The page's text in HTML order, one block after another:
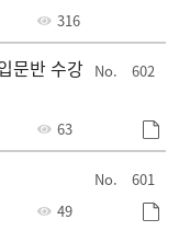
316
602
문반 수강
63
601
49